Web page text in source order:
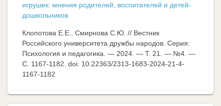
игрушек: мнения родителей, воспитателей и детей-
дошкольников
Клопотова Е.Е., Смирнова С.Ю. // Вестник
Российского университета дружбы народов. Серия:
Психология и педагогика. — 2024. — Т. 21. — №4. —
C. 1167-1182. doi: 10.22363/2313-1683-2024-21-4-
1167-1182